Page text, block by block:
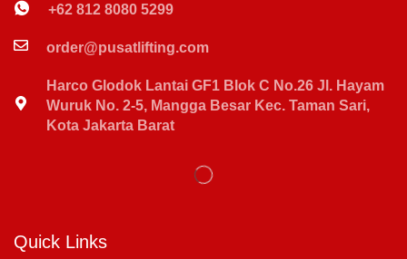
+62 812 8080 5299
order@pusatlifting.com
Harco Glodok Lantai GF1 Blok C No.26 Jl. Hayam
Wuruk No. 2-5, Mangga Besar Kec. Taman Sari,
Kota Jakarta Barat
Quick Links